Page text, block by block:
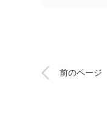
前のページ